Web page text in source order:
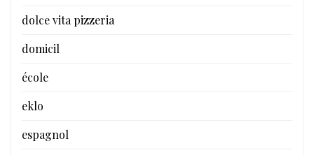
dolce vita pizzeria
domicil
école
eklo
espagnol